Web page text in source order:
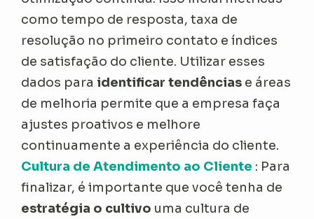
como tempo de resposta, taxa de
resolução no primeiro contato e índices
de satisfação do cliente. Utilizar esses
dados para identificar tendências e áreas
de melhoria permite que a empresa faça
ajustes proativos e melhore
continuamente a experiência do cliente.
Cultura de Atendimento ao Cliente : Para
finalizar, é importante que você tenha de
estratégia o cultivo uma cultura de